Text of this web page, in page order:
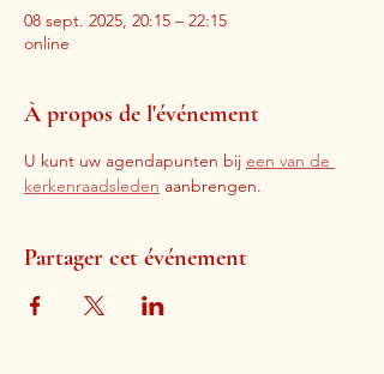
08 sept. 2025, 20:15 – 22:15
online
À propos de l'événement
U kunt uw agendapunten bij een van de
kerkenraadsleden aanbrengen.
Partager cet événement